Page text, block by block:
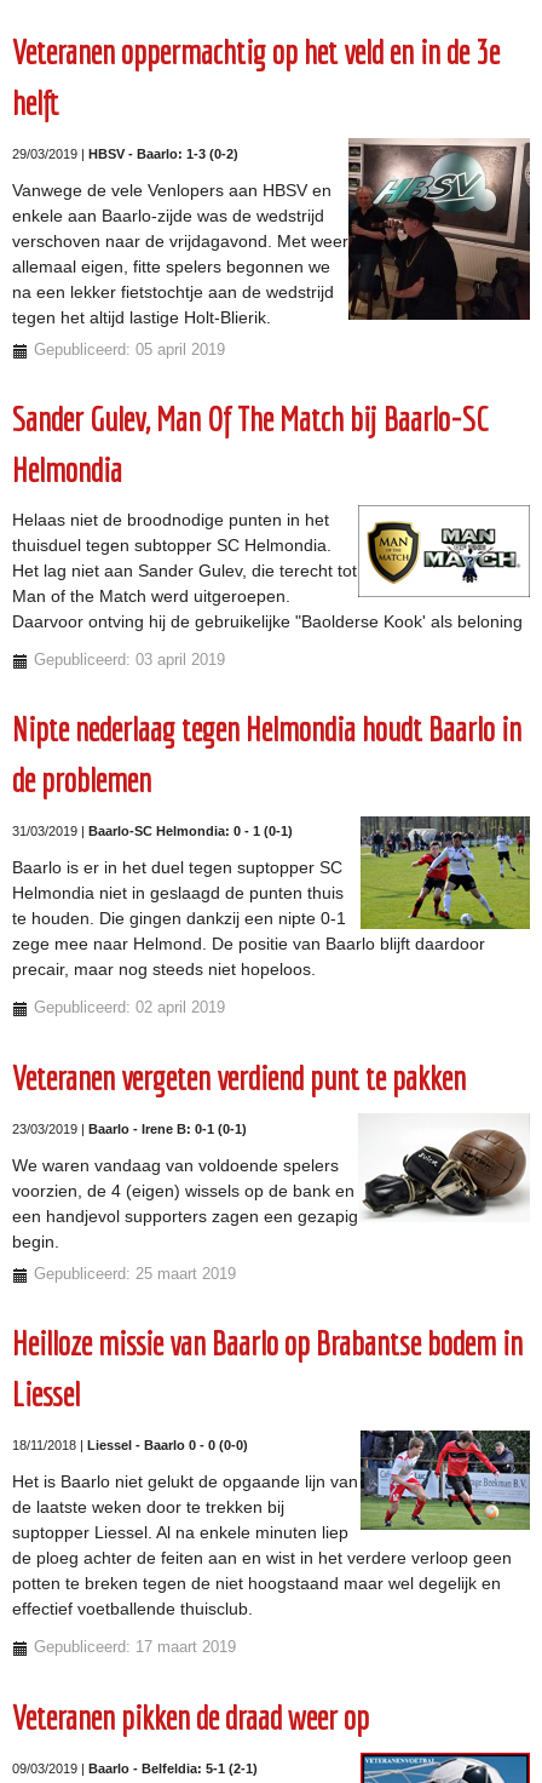
Veteranen oppermachtig op het veld en in de 3e
helft
29/03/2019 | HBSV - Baarlo: 1-3 (0-2)
Vanwege de vele Venlopers aan HBSV en
enkele aan Baarlo-zijde was de wedstrijd
verschoven naar de vrijdagavond. Met weer
allemaal eigen, fitte spelers begonnen we
na een lekker fietstochtje aan de wedstrijd
tegen het altijd lastige Holt-Blierik.
Gepubliceerd: 05 april 2019
Sander Gulev, Man Of The Match bij Baarlo-SC
Helmondia
Helaas niet de broodnodige punten in het
thuisduel tegen subtopper SC Helmondia.
Het lag niet aan Sander Gulev, die terecht tot
Man of the Match werd uitgeroepen.
Daarvoor ontving hij de gebruikelijke "Baolderse Kook' als beloning
Gepubliceerd: 03 april 2019
Nipte nederlaag tegen Helmondia houdt Baarlo in
de problemen
31/03/2019 | Baarlo-SC Helmondia: 0 - 1 (0-1)
Baarlo is er in het duel tegen suptopper SC
Helmondia niet in geslaagd de punten thuis
te houden. Die gingen dankzij een nipte 0-1
zege mee naar Helmond. De positie van Baarlo blijft daardoor
precair, maar nog steeds niet hopeloos.
Gepubliceerd: 02 april 2019
Veteranen vergeten verdiend punt te pakken
23/03/2019 | Baarlo - Irene B: 0-1 (0-1)
We waren vandaag van voldoende spelers
voorzien, de 4 (eigen) wissels op de bank en
een handjevol supporters zagen een gezapig
begin.
Gepubliceerd: 25 maart 2019
Heilloze missie van Baarlo op Brabantse bodem in
Liessel
18/11/2018 | Liessel - Baarlo 0 - 0 (0-0)
Het is Baarlo niet gelukt de opgaande lijn van
de laatste weken door te trekken bij
suptopper Liessel. Al na enkele minuten liep
de ploeg achter de feiten aan en wist in het verdere verloop geen
potten te breken tegen de niet hoogstaand maar wel degelijk en
effectief voetballende thuisclub.
Gepubliceerd: 17 maart 2019
Veteranen pikken de draad weer op
09/03/2019 | Baarlo - Belfeldia: 5-1 (2-1)